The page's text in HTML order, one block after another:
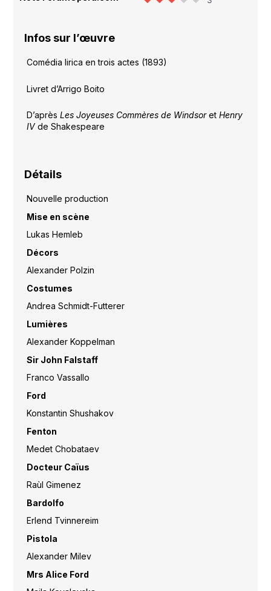
Infos sur l’œuvre
Comédia lirica en trois actes (1893)
Livret d’Arrigo Boito
D’après Les Joyeuses Commères de Windsoret Henry
IVde Shakespeare
Détails
Nouvelle production
Mise en scène
Lukas Hemleb
Décors
Alexander Polzin
Costumes
Andrea Schmidt-Futterer
Lumières
Alexander Koppelman
Sir John Falstaff
Franco Vassallo
Ford
Konstantin Shushakov
Fenton
Medet Chobataev
Docteur Caïus
Raùl Gimenez
Bardolfo
Erlend Tvinnereim
Pistola
Alexander Milev
Mrs Alice Ford